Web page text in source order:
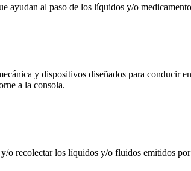
ayudan al paso de los líquidos y/o
y dispositivos diseñados para conducir
a la consola.
o recolectar los líquidos y/o fluidos emitidos